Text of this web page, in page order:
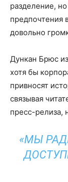
разделение,
предпочтения
довольно
Дункан Брюс
хотя бы
привносят
связывая
пресс-релиза,
«МЫ